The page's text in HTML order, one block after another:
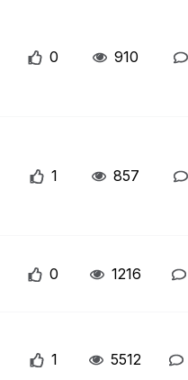
0 910
1 857
0 1216
1 5512